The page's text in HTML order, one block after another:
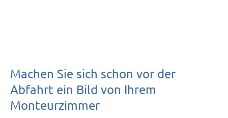
Machen Sie sich schon vor der
Abfahrt ein Bild von Ihrem
Monteurzimmer